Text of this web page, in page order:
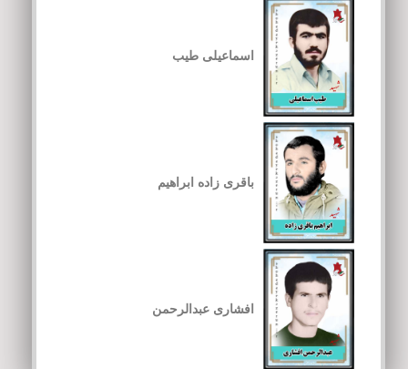
اسماعیلی طیب
باقری زاده ابراهیم
افشاری عبدالرحمن